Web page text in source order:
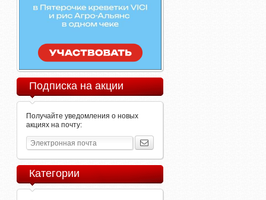
Подписка на акции
Получайте уведомления о новых
акциях на почту:
Категории